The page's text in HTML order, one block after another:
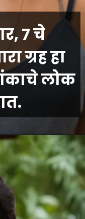
7 चे
ग्रह हा
लोक